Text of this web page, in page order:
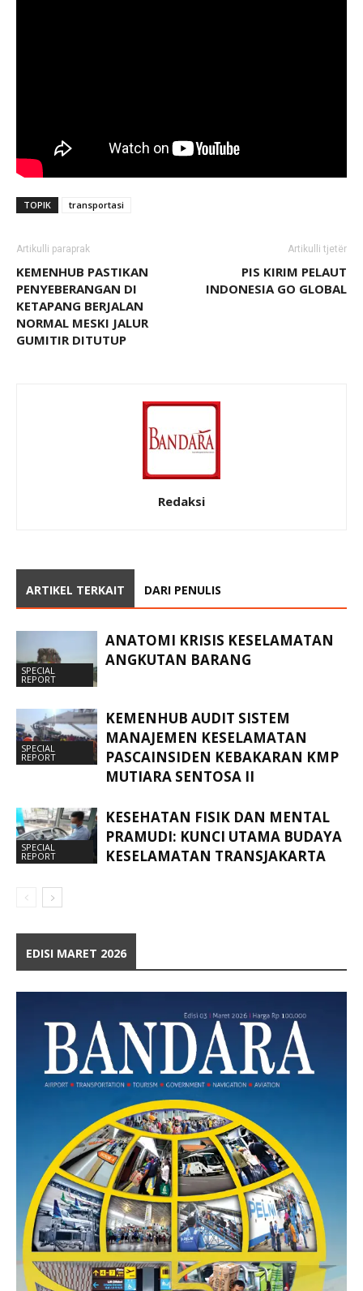
TOPIK transportasi
Artikulli paraprak
KEMENHUB PASTIKAN
PENYEBERANGAN DI
KETAPANG BERJALAN
NORMAL MESKI JALUR
GUMITIR DITUTUP
Artikulli tjetër
PIS KIRIM PELAUT
INDONESIA GO GLOBAL
Redaksi
ARTIKEL TERKAIT DARI PENULIS
SPECIAL
REPORT
ANATOMI KRISIS KESELAMATAN
ANGKUTAN BARANG
SPECIAL
REPORT
KEMENHUB AUDIT SISTEM
MANAJEMEN KESELAMATAN
PASCAINSIDEN KEBAKARAN KMP
MUTIARA SENTOSA II
SPECIAL
REPORT
KESEHATAN FISIK DAN MENTAL
PRAMUDI: KUNCI UTAMA BUDAYA
KESELAMATAN TRANSJAKARTA
EDISI MARET 2026